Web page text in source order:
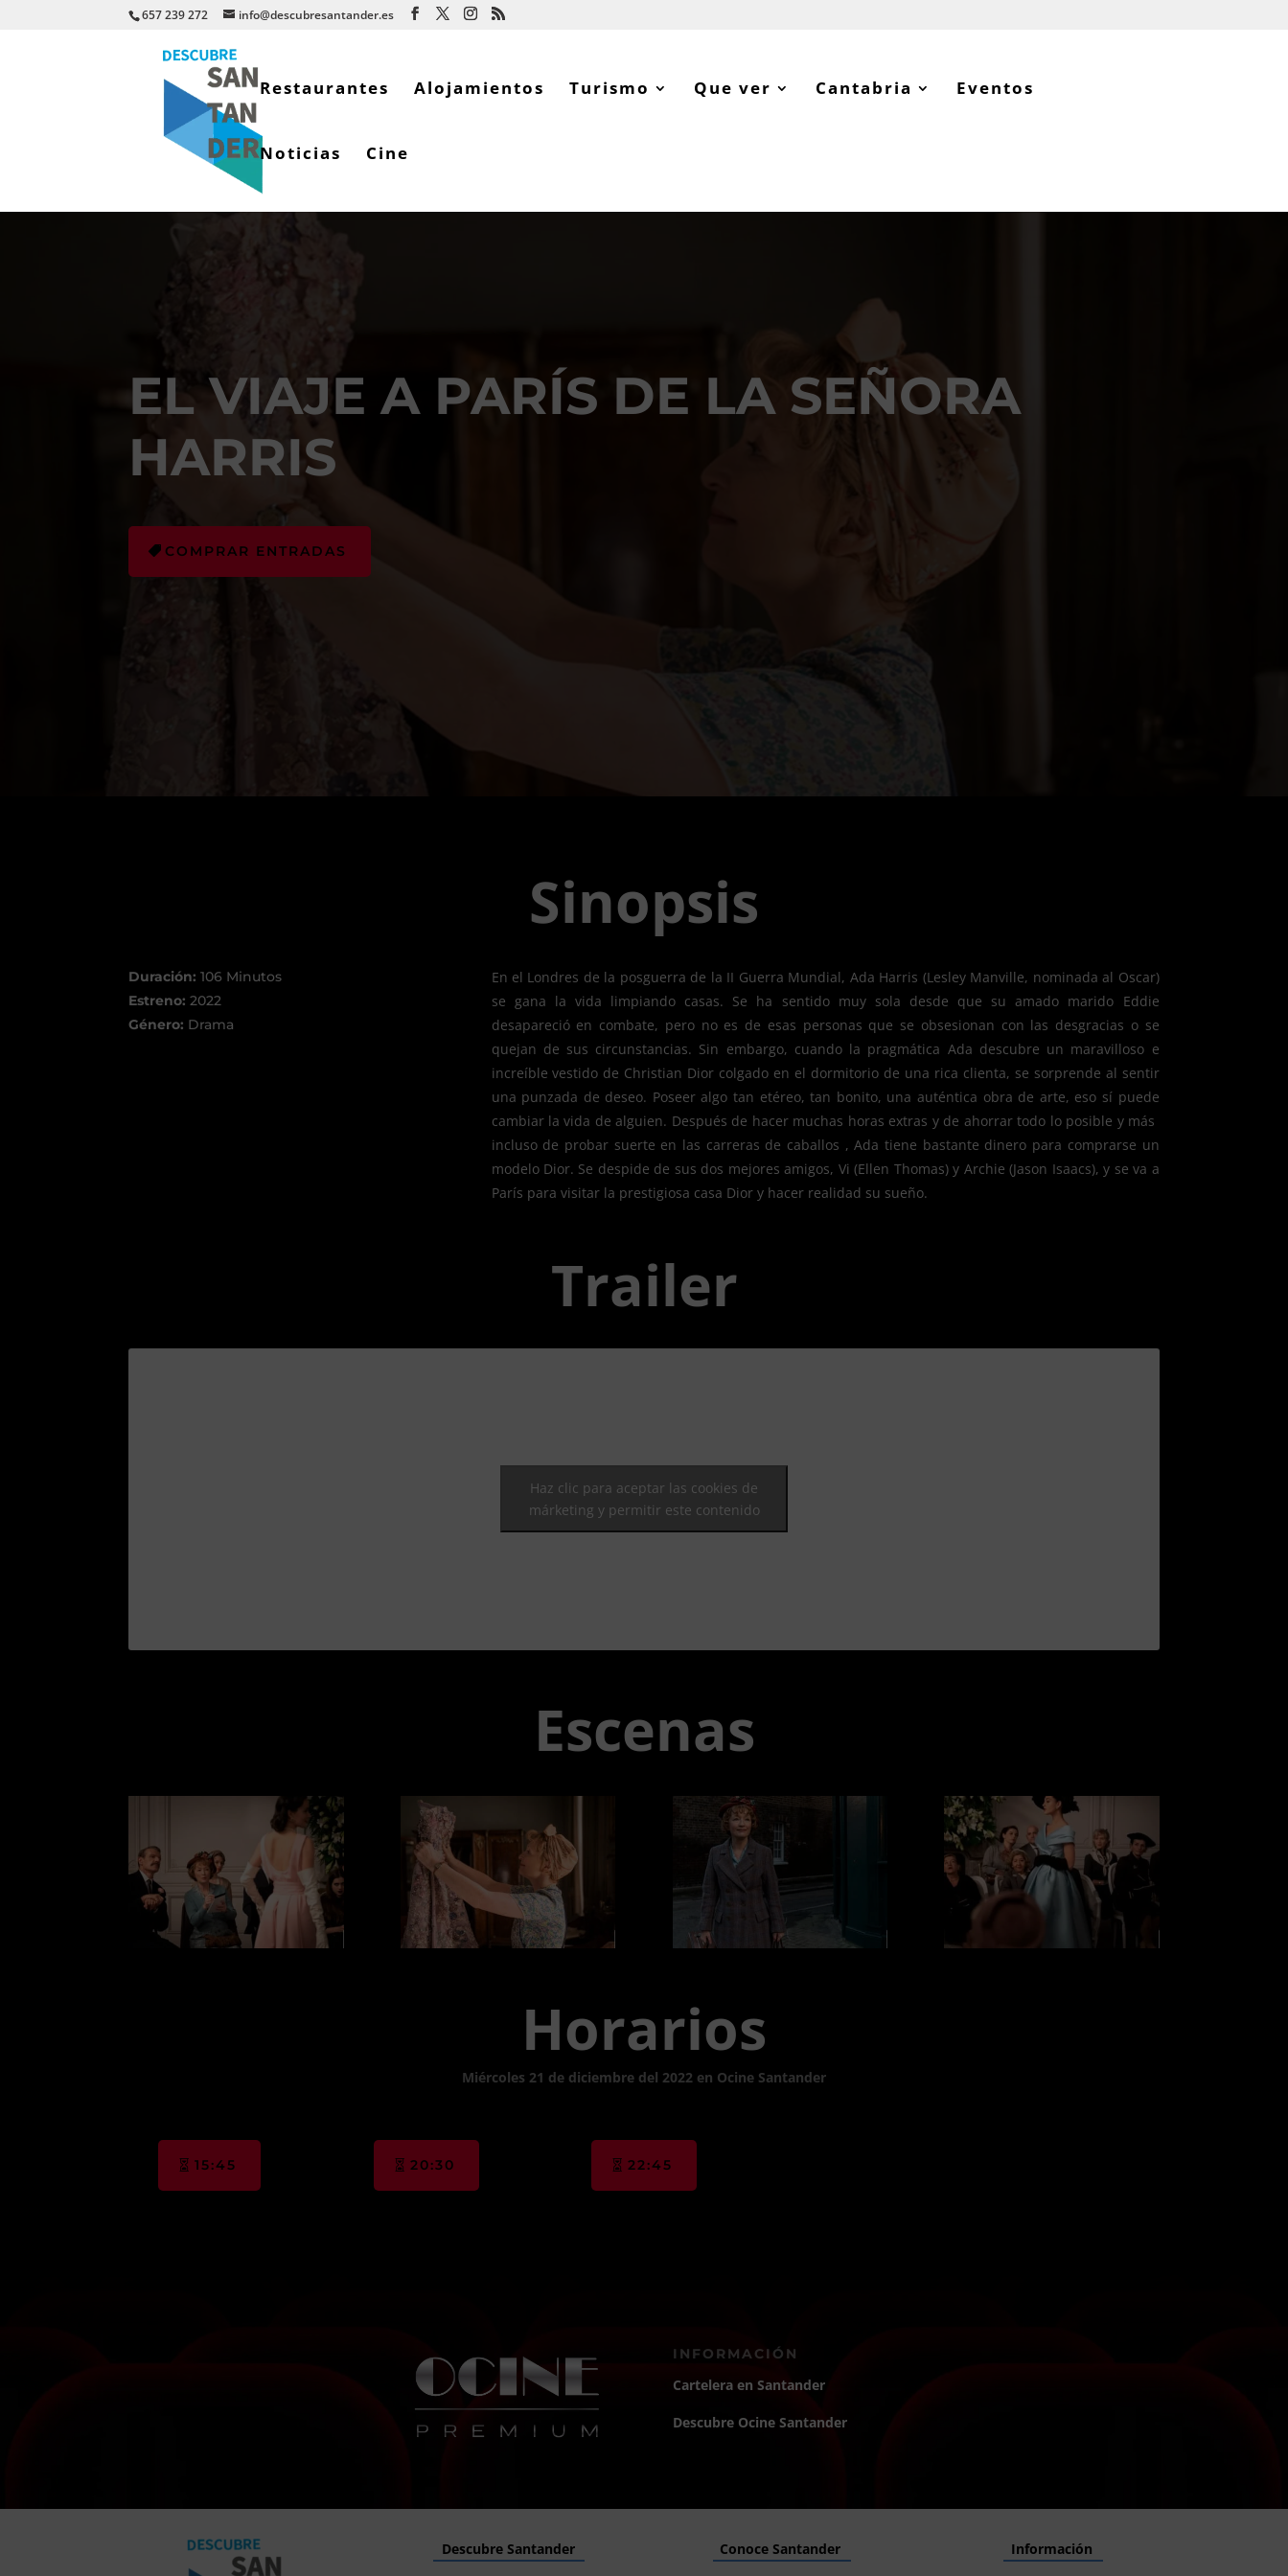
657 239 272 info@descubresantander.es
Restaurantes Alojamientos Turismo Que ver Cantabria Eventos
Noticias Cine
EL VIAJE A PARÍS DE LA SEÑORA
HARRIS
COMPRAR ENTRADAS
Sinopsis
Duración: 106 Minutos
Estreno: 2022
Género: Drama
En el Londres de la posguerra de la II Guerra Mundial, Ada Harris (Lesley Manville, nominada al Oscar)
se gana la vida limpiando casas. Se ha sentido muy sola desde que su amado marido Eddie
desapareció en combate, pero no es de esas personas que se obsesionan con las desgracias o se
quejan de sus circunstancias. Sin embargo, cuando la pragmática Ada descubre un maravilloso e
increíble vestido de Christian Dior colgado en el dormitorio de una rica clienta, se sorprende al sentir
una punzada de deseo. Poseer algo tan etéreo, tan bonito, una auténtica obra de arte, eso sí puede
cambiar la vida de alguien. Después de hacer muchas horas extras y de ahorrar todo lo posible y más 
incluso de probar suerte en las carreras de caballos , Ada tiene bastante dinero para comprarse un
modelo Dior. Se despide de sus dos mejores amigos, Vi (Ellen Thomas) y Archie (Jason Isaacs), y se va a
París para visitar la prestigiosa casa Dior y hacer realidad su sueño.
Trailer
Haz clic para aceptar las cookies de
márketing y permitir este contenido
Escenas
Horarios
Miércoles 21 de diciembre del 2022 en Ocine Santander
15:45 20:30 22:45
INFORMACIÓN
Cartelera en Santander
Descubre Ocine Santander
Descubre Santander Conoce Santander Información